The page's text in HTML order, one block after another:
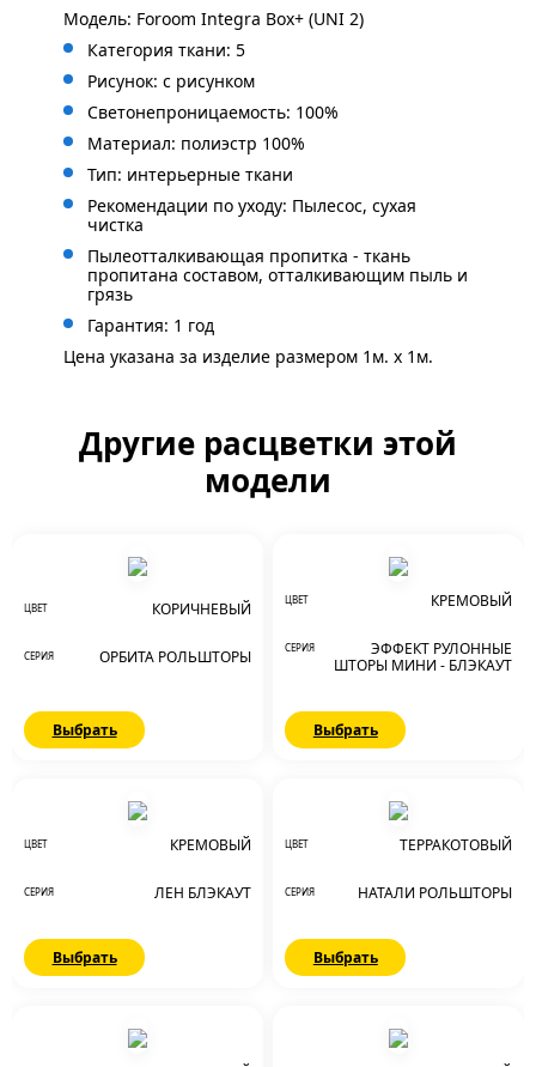
Модель: Foroom Integra Box+ (UNI 2)
Категория ткани: 5
Рисунок: с рисунком
Светонепроницаемость: 100%
Материал: полиэстр 100%
Тип: интерьерные ткани
Рекомендации по уходу: Пылесос, сухая
чистка
Пылеотталкивающая пропитка - ткань
пропитана составом, отталкивающим пыль и
грязь
Гарантия: 1 год
Цена указана за изделие размером 1м. x 1м.
Другие расцветки этой
модели
ЦВЕТ КОРИЧНЕВЫЙ
СЕРИЯ ОРБИТА РОЛЬШТОРЫ
Выбрать
ЦВЕТ КРЕМОВЫЙ
СЕРИЯ
ЭФФЕКТ РУЛОННЫЕ
ШТОРЫ МИНИ - БЛЭКАУТ
Выбрать
ЦВЕТ КРЕМОВЫЙ
СЕРИЯ ЛЕН БЛЭКАУТ
Выбрать
ЦВЕТ ТЕРРАКОТОВЫЙ
СЕРИЯ НАТАЛИ РОЛЬШТОРЫ
Выбрать